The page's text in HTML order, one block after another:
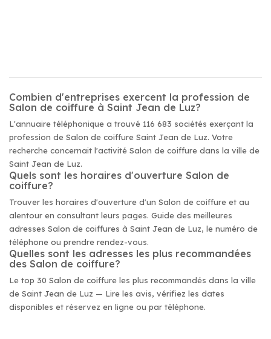
Combien d'entreprises exercent la profession de
Salon de coiffure à Saint Jean de Luz?
L'annuaire téléphonique a trouvé 116 683 sociétés exerçant la
profession de Salon de coiffure Saint Jean de Luz. Votre
recherche concernait l'activité Salon de coiffure dans la ville de
Saint Jean de Luz.
Quels sont les horaires d'ouverture Salon de
coiffure?
Trouver les horaires d'ouverture d'un Salon de coiffure et au
alentour en consultant leurs pages. Guide des meilleures
adresses Salon de coiffures à Saint Jean de Luz, le numéro de
téléphone ou prendre rendez-vous.
Quelles sont les adresses les plus recommandées
des Salon de coiffure?
Le top 30 Salon de coiffure les plus recommandés dans la ville
de Saint Jean de Luz — Lire les avis, vérifiez les dates
disponibles et réservez en ligne ou par téléphone.